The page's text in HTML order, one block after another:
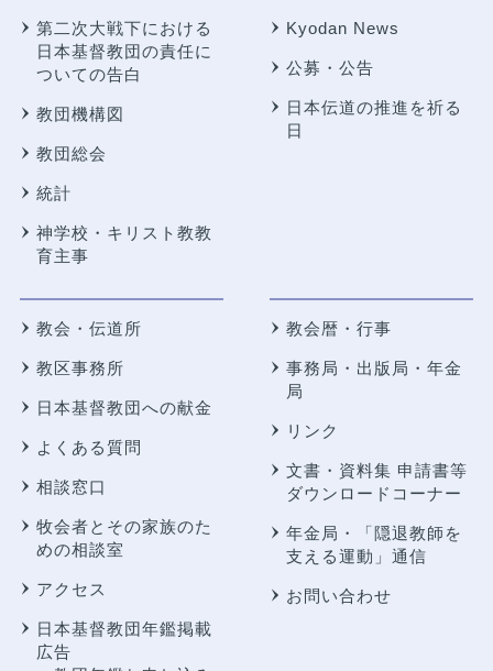
第二次大戦下における
日本基督教団の責任に
ついての告白
教団機構図
教団総会
統計
神学校・キリスト教教
育主事
Kyodan News
公募・公告
日本伝道の推進を祈る
日
教会・伝道所
教区事務所
日本基督教団への献金
よくある質問
相談窓口
牧会者とその家族のた
めの相談室
アクセス
日本基督教団年鑑掲載
広告
教会暦・行事
事務局・出版局・年金
局
リンク
文書・資料集 申請書等
ダウンロードコーナー
年金局・
「隠退教師を
支える運動」通信
お問い合わせ